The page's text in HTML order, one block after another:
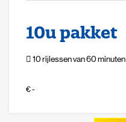
10u pakket
10 rijlessen van 60 minuten
€ -